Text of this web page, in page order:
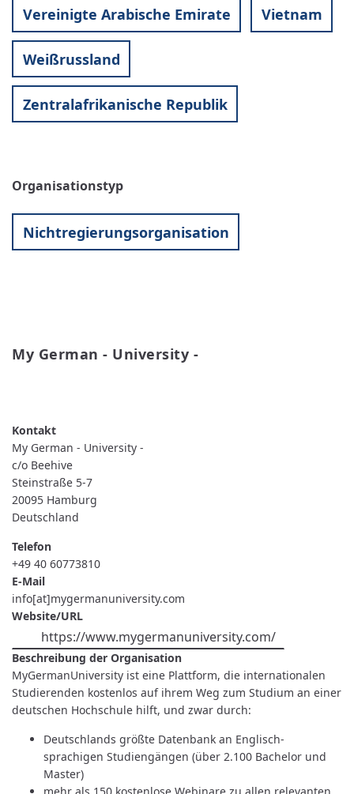
Vereinigte Arabische Emirate Vietnam
Weißrussland
Zentralafrikanische Republik
Organisationstyp
Nichtregierungsorganisation
My German - University -
UNIVERSITY
-
My German - University -
c/o Beehive
Steinstraße 5-7
20095 Hamburg
Deutschland
Telefon
+49 40 60773810
E-Mail
info[at]mygermanuniversity.com
Website/URL
https://www.mygermanuniversity.com/
Beschreibung der Organisation
MyGermanUniversity ist eine Plattform, die internationalen
Studierenden kostenlos auf ihrem Weg zum Studium an einer
deutschen Hochschule hilft, und zwar durch:
Deutschlands größte Datenbank an Englisch-
sprachigen Studiengängen (über 2.100 Bachelor und
Master)
mehr als 150 kostenlose Webinare zu allen relevanten